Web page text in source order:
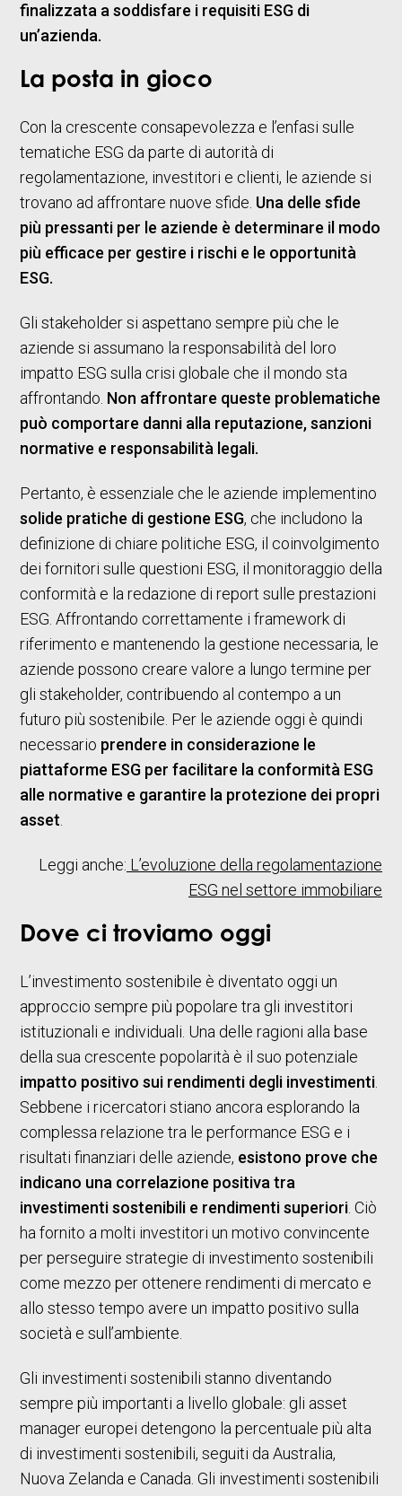
finalizzata a soddisfare i requisiti ESG di
un’azienda.
La posta in gioco
Con la crescente consapevolezza e l’enfasi sulle
tematiche ESG da parte di autorità di
regolamentazione, investitori e clienti, le aziende si
trovano ad affrontare nuove sfide. Una delle sfide
più pressanti per le aziende è determinare il modo
più efficace per gestire i rischi e le opportunità
ESG.
Gli stakeholder si aspettano sempre più che le
aziende si assumano la responsabilità del loro
impatto ESG sulla crisi globale che il mondo sta
affrontando. Non affrontare queste problematiche
può comportare danni alla reputazione, sanzioni
normative e responsabilità legali.
Pertanto, è essenziale che le aziende implementino
solide pratiche di gestione ESG, che includono la
definizione di chiare politiche ESG, il coinvolgimento
dei fornitori sulle questioni ESG, il monitoraggio della
conformità e la redazione di report sulle prestazioni
ESG. Affrontando correttamente i framework di
riferimento e mantenendo la gestione necessaria, le
aziende possono creare valore a lungo termine per
gli stakeholder, contribuendo al contempo a un
futuro più sostenibile. Per le aziende oggi è quindi
necessario prendere in considerazione le
piattaforme ESG per facilitare la conformità ESG
alle normative e garantire la protezione dei propri
asset
Leggi anche: L’evoluzione della regolamentazione
ESG nel settore immobiliare
Dove ci troviamo oggi
L’investimento sostenibile è diventato oggi un
approccio sempre più popolare tra gli investitori
istituzionali e individuali. Una delle ragioni alla base
della sua crescente popolarità è il suo potenziale
impatto positivo sui rendimenti degli investimenti
Sebbene i ricercatori stiano ancora esplorando la
complessa relazione tra le performance ESG e i
risultati finanziari delle aziende, esistono prove che
indicano una correlazione positiva tra
investimenti sostenibili e rendimenti superiori . Ciò
ha fornito a molti investitori un motivo convincente
per perseguire strategie di investimento sostenibili
come mezzo per ottenere rendimenti di mercato e
allo stesso tempo avere un impatto positivo sulla
società e sull’ambiente.
Gli investimenti sostenibili stanno diventando
sempre più importanti a livello globale: gli asset
manager europei detengono la percentuale più alta
di investimenti sostenibili, seguiti da Australia,
Nuova Zelanda e Canada. Gli investimenti sostenibili